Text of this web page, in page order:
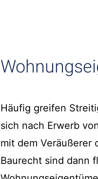
Häufig greifen
sich nach Erwerb
mit dem Veräußerer
Baurecht sind dann